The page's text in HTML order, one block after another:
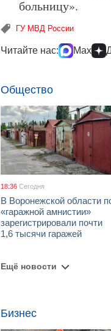
больницу».
ГУ МВД России
Читайте нас: Max
Общество
18:36 Сегодня
В Воронежской области
«гаражной амнистии»
зарегистрировали почти
1,6 тысячи гаражей
Ещё новости
Бизнес